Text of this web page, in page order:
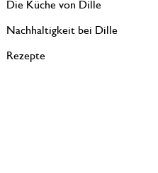
Die Küche von Dille
Nachhaltigkeit bei Dille
Rezepte